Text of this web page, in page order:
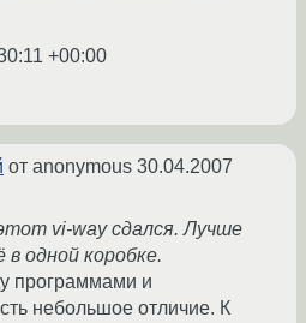
+00:00
от anonymous 30.04.2007
vi-way сдался. Лучше
в одной коробке.
программами и
небольшое отличие. К